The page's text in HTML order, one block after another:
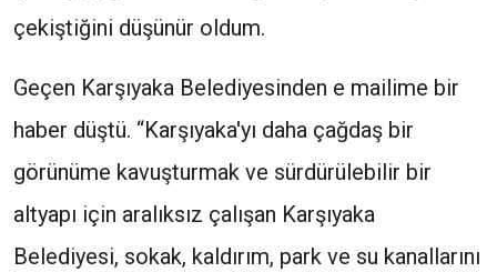
çekiştiğini düşünür oldum.
Geçen Karşıyaka Belediyesinden e mailime bir
haber düştü. “Karşıyaka'yı daha çağdaş bir
görünüme kavuşturmak ve sürdürülebilir bir
altyapı için aralıksız çalışan Karşıyaka
Belediyesi, sokak, kaldırım, park ve su kanallarını